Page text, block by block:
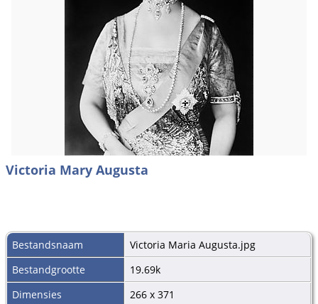
Victoria Mary Augusta
Bestandsnaam
Victoria Maria Augusta.jpg
Bestandgrootte
19.69k
Dimensies
266 x 371